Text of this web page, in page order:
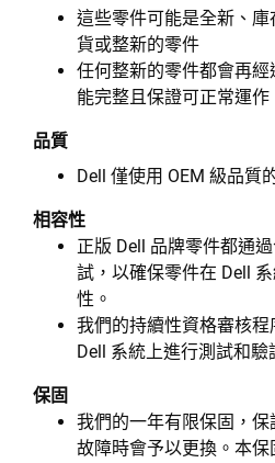
這些零件可能是全新、
貨或整新的零件
任何整新的零件都會再
能完整且保證可正常運作
品質
Dell 僅使用 OEM 級品質
相容性
正版 Dell 品牌零件都通
試，以確保零件在 Dell
性。
我們的持續性資格審核
Dell 系統上進行測試和驗
保固
我們的一年有限保固，
故障時會予以更換。本